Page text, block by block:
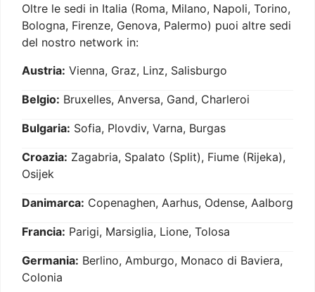
Oltre le sedi in Italia (Roma, Milano, Napoli, Torino,
Bologna, Firenze, Genova, Palermo) puoi altre sedi
del nostro network in:
Austria: Vienna, Graz, Linz, Salisburgo
Belgio: Bruxelles, Anversa, Gand, Charleroi
Bulgaria: Sofia, Plovdiv, Varna, Burgas
Croazia: Zagabria, Spalato (Split), Fiume (Rijeka),
Osijek
Danimarca: Copenaghen, Aarhus, Odense, Aalborg
Francia: Parigi, Marsiglia, Lione, Tolosa
Germania: Berlino, Amburgo, Monaco di Baviera,
Colonia